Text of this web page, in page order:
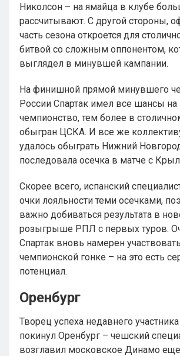
Николсон – на ямайца в клубе
рассчитывают. С другой стороны,
часть сезона откроется для
битвой со сложным оппонентом,
выглядел в минувшей кампании.
На финишной прямой минувшего
России Спартак имел все шансы на
чемпионство, тем более в
обыгран ЦСКА. И все же
удалось обыграть Нижний
последовала осечка в матче с
Скорее всего, испанский
очки лояльности теми осечками,
важно добиваться результата в
розыгрыше РПЛ с первых туров.
Спартак вновь намерен
чемпионской гонке – на это есть
потенциал.
Оренбург
Творец успеха недавнего
покинул Оренбург – чешский
возглавил московское Динамо